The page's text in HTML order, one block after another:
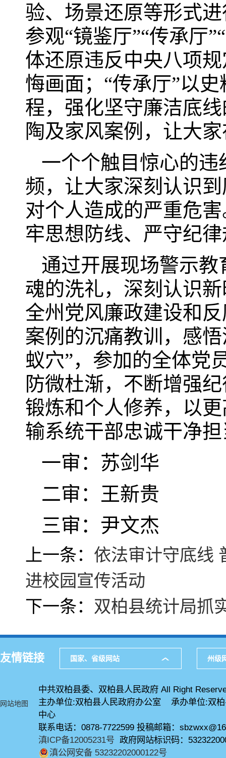
验、场景还原等形式
参观“镜鉴厅”“传承厅
体还原违反中央八项
悔画面；“传承厅”以
程，强化坚守廉洁底
陶及家风案例，让大
一个个触目惊心的
频，让大家深刻认识
对个人造成的严重危
牢思想防线、严守纪
通过开展现场警示
魂的洗礼，深刻认识
全州党风廉政建设和
案例的沉痛教训，感
蚁穴”，参加的全体党
防微杜渐，不断增强
锻炼和个人修养，以
输系统干部忠诚干净
一审：苏剑华
二审：王新贵
三审：尹文杰
上一条： 依法审计守底线
进校园宣传活动
下一条： 双柏县统计局抓
友情链接 国家、省级网站 州级
网站地图
中共双柏县委、双柏县人民政府 All Right
主办单位:双柏县人民政府办公室 承办单位:双
中心
联系电话：0878-7722599 投稿邮箱：
滇ICP备12005231号 政府网站标识码：
滇公网安备 53232202000122号